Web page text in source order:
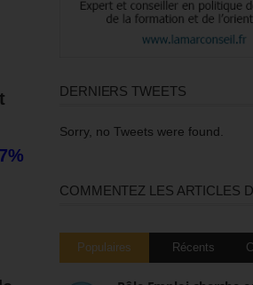
DERNIERS TWEETS
Sorry, no Tweets were found.
COMMENTEZ LES ARTICLES
Populaires Récents